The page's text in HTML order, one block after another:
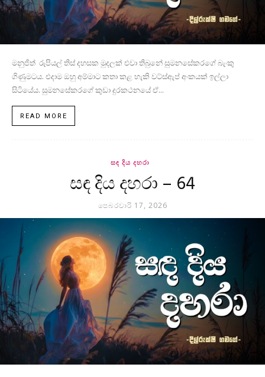
මනුජිත් රුපියල් තිස් දහසක මුදලක් එවා තිබුනේ සුමනසේකරගේ බැංකු
ගිණුමටය. එදාම ඔහු අම්මාට කතා කළ හැකි වට්ස්ඇප් අංකයක් ඉල්ලා
සිටියේය. සුමනසේකරගේ කුඩා දුරකථනයේ ඒ...
READ MORE
සඳ දිය දහරා
සඳ දිය දහරා – 64
පෙබරවාරි 17, 2026